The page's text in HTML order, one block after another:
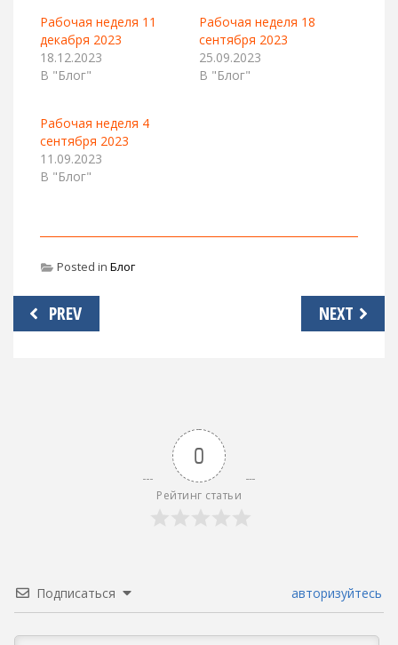
Рабочая неделя 11
декабря 2023
18.12.2023
В "Блог"
Рабочая неделя 18
сентября 2023
25.09.2023
В "Блог"
Рабочая неделя 4
сентября 2023
11.09.2023
В "Блог"
Posted in Блог
Навигация
по
PREV NEXT
0
Рейтинг статьи
Подписаться авторизуйтесь